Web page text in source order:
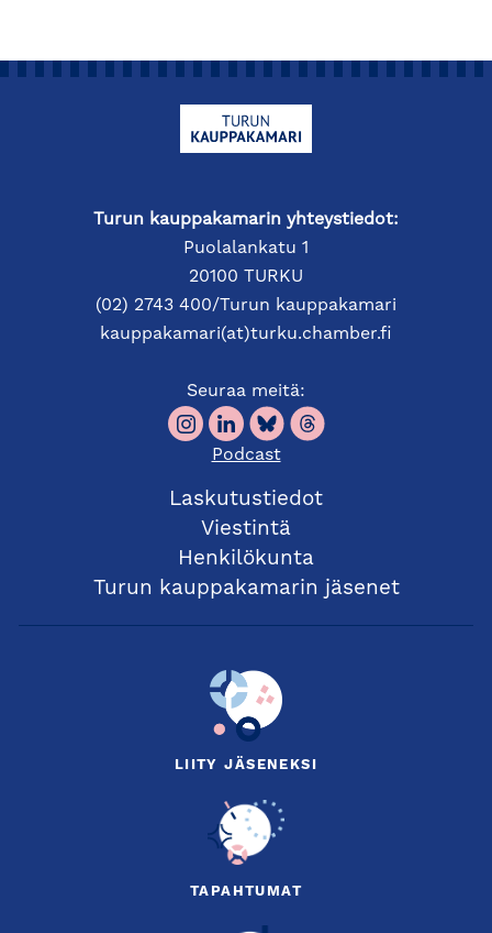
Turun kauppakamarin yhteystiedot:
Puolalankatu 1
20100 TURKU
(02) 2743 400/Turun kauppakamari
kauppakamari(at)turku.chamber.fi
Seuraa meitä:
Podcast
Laskutustiedot
Viestintä
Henkilökunta
Turun kauppakamarin jäsenet
LIITY JÄSENEKSI
TAPAHTUMAT